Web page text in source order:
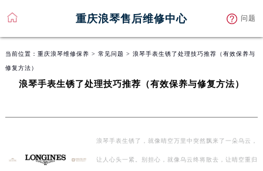
重庆浪琴售后维修中心 问题
当前位置： 重庆浪琴维修保养 > 常见问题 > 浪琴手表生锈了处理技巧推荐（有效保养与
修复方法）
浪琴手表生锈了处理技巧推荐（有效保养与修复方法）
浪琴手表生锈了，就像晴空万里中突然飘来了一朵乌云，
让人心头一紧。别担心，就像乌云终将散去，让晴空重归